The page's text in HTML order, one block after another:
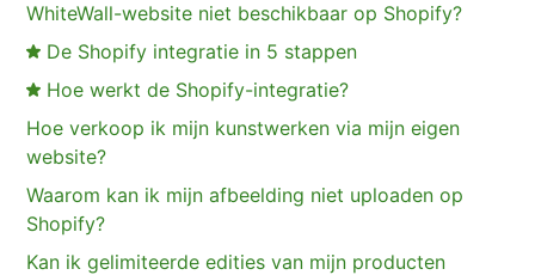
WhiteWall-website niet beschikbaar op Shopify?
De Shopify integratie in 5 stappen
Hoe werkt de Shopify-integratie?
Hoe verkoop ik mijn kunstwerken via mijn eigen
website?
Waarom kan ik mijn afbeelding niet uploaden op
Shopify?
Kan ik gelimiteerde edities van mijn producten